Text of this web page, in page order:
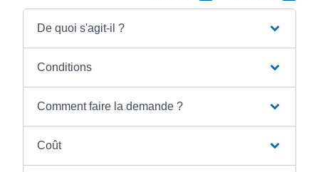
De quoi s'agit-il ?
Conditions
Comment faire la demande ?
Coût